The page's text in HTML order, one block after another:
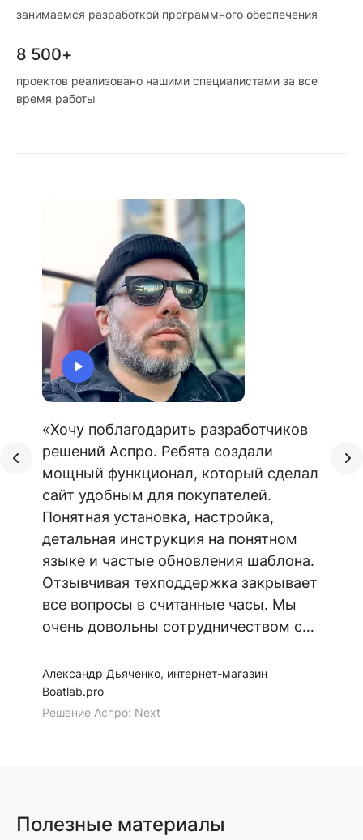
занимаемся разработкой программного обеспечения
8 500+
проектов реализовано нашими специалистами за все
время работы
«Хочу поблагодарить разработчиков
решений Аспро. Ребята создали
мощный функционал, который сделал
сайт удобным для покупателей.
Понятная установка, настройка,
детальная инструкция на понятном
языке и частые обновления шаблона.
Отзывчивая техподдержка закрывает
все вопросы в считанные часы. Мы
очень довольны сотрудничеством с
под килем!»
Александр Дьяченко, интернет-магазин
Boatlab.pro
Решение Аспро: Next
Полезные материалы